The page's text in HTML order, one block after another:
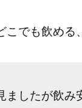
こでも飲める
ましたが飲み